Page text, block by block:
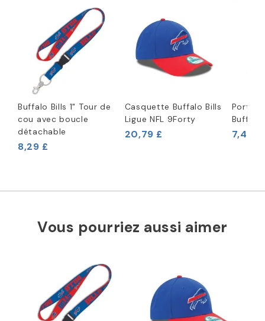
Buffalo Bills 1" Tour de
cou avec boucle
détachable
8,29 £
Casquette Buffalo Bills
Ligue NFL 9Forty
20,79 £
Porte-
Buffalo
7,46 £
Vous pourriez aussi aimer